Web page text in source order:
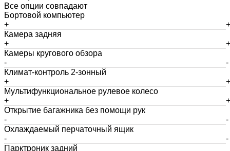
Все опции совпадают
Бортовой компьютер
+
+
Камера задняя
+
+
Камеры кругового обзора
-
-
Климат-контроль 2-зонный
+
+
Мультифункциональное рулевое колесо
+
+
Открытие багажника без помощи рук
-
-
Охлаждаемый перчаточный ящик
-
-
Парктроник задний